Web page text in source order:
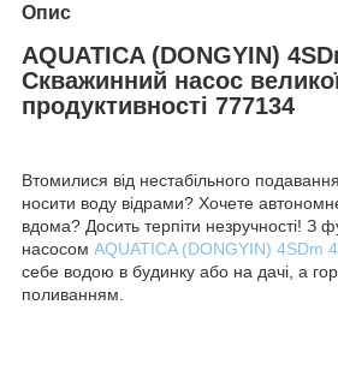
Опис
AQUATICA (DONGYIN)
Скважинний насос
продуктивності 777134
Втомилися від нестабільного
носити воду відрами? Хочете
вдома? Досить терпіти незручності! З
насосом AQUATICA (DONGYIN) 4SDm
себе водою в будинку або на дачі, а
поливанням.